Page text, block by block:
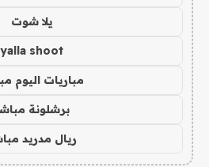
يلا شوت
yalla shoot
مباريات اليوم
برشلونة
ريال مدريد